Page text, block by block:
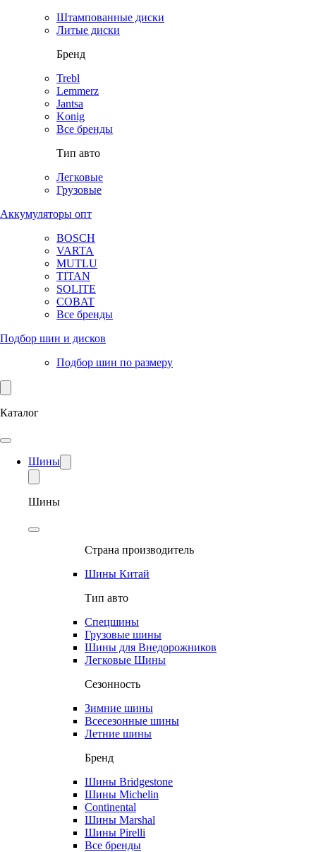
Штампованные диски
Литые диски
Бренд
Trebl
Lemmerz
Jantsa
Konig
Все бренды
Тип авто
Легковые
Грузовые
Аккумуляторы опт
BOSCH
VARTA
MUTLU
TITAN
SOLITE
COBAT
Все бренды
Подбор шин и дисков
Подбор шин по размеру
Каталог
Шины
Шины
Страна производитель
Шины Китай
Тип авто
Спецшины
Грузовые шины
Шины для Внедорожников
Легковые Шины
Сезонность
Зимние шины
Всесезонные шины
Летние шины
Бренд
Шины Bridgestone
Шины Michelin
Continental
Шины Marshal
Шины Pirelli
Все бренды